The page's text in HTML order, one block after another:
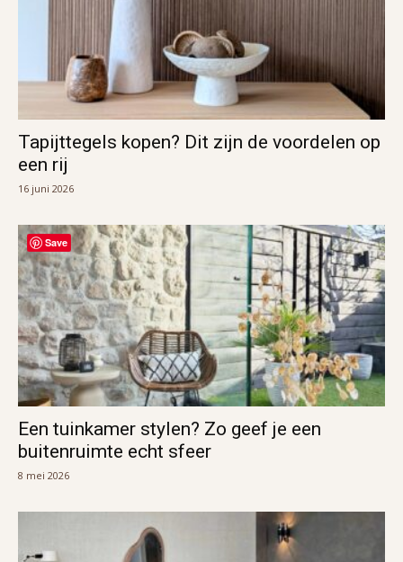
Tapijttegels kopen? Dit zijn de voordelen op
een rij
16 juni 2026
Een tuinkamer stylen? Zo geef je een
buitenruimte echt sfeer
8 mei 2026
Save